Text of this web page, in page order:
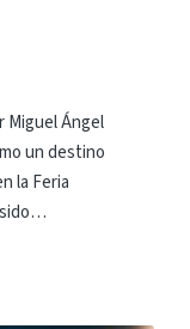
Miguel Ángel
un destino
la Feria
sido…